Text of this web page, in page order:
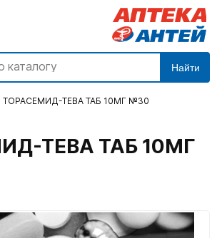
Найти
ТОРАСЕМИД-ТЕВА ТАБ 10МГ №30
ТЕВА ТАБ 10МГ